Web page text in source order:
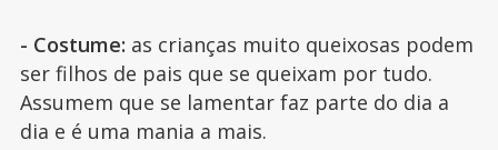
- Costume: as crianças muito queixosas podem
ser filhos de pais que se queixam por tudo.
Assumem que se lamentar faz parte do dia a
dia e é uma mania a mais.